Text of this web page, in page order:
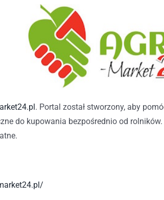
. Portal został stworzony, aby
do kupowania bezpośrednio od